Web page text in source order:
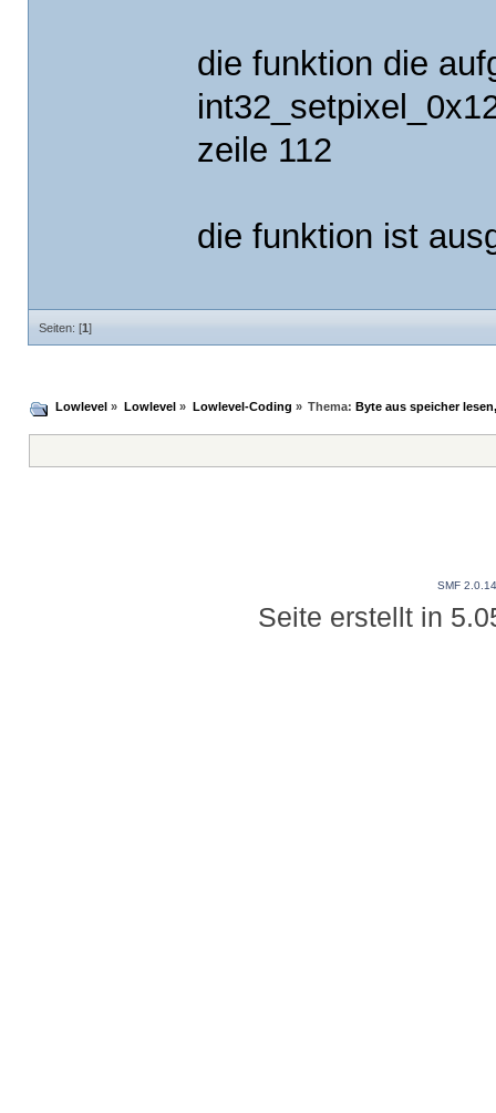
die funktion die
zeile 112
die funktion ist
Seiten: [1]
Lowlevel » Lowlevel » Lowlevel-Coding » Thema: Byte aus speicher
SMF 2.0.14
Seite erstellt in